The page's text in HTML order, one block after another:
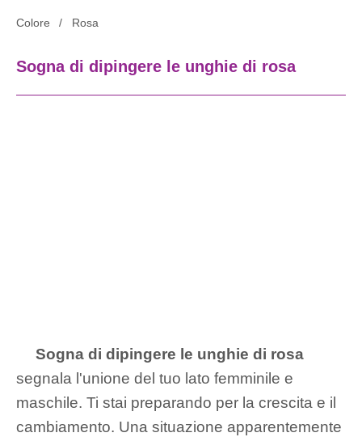
Colore Rosa
Sogna di dipingere le unghie di rosa
Sogna di dipingere le unghie di rosa
segnala l'unione del tuo lato femminile e
maschile. Ti stai preparando per la crescita e il
cambiamento. Una situazione apparentemente